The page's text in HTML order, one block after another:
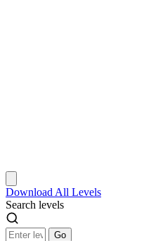
Download All Levels
Search levels
Go